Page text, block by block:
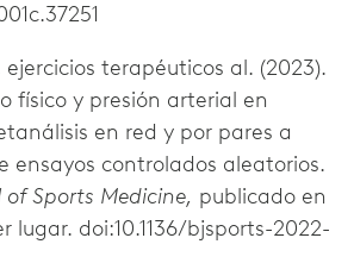
ejercicios terapéuticos al. (2023).
físico y presión arterial en
en red y por pares a
ensayos controlados aleatorios.
Sports Medicine, publicado en
lugar. doi:10.1136/bjsports-2022-